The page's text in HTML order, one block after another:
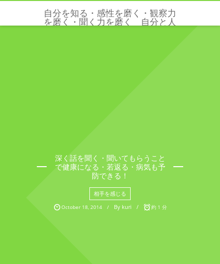
自分を知る・感性を磨く・観察力
を磨く・聞く力を磨く 自分と人
深く話を聞く・聞いてもらうこと
で健康になる・若返る・病気も予
防できる！
相手を感じる
October 18, 2014 By kuri 約 1 分